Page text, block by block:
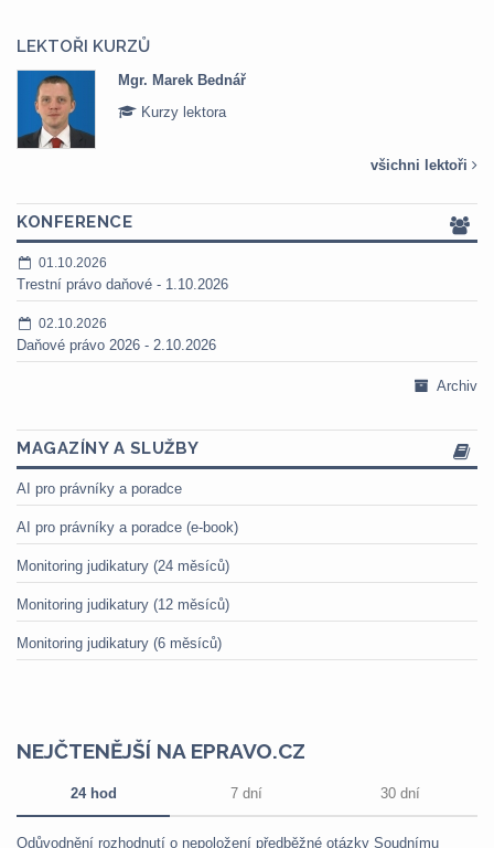
LEKTOŘI KURZŮ
Mgr. Marek Bednář
Kurzy lektora
všichni lektoři
KONFERENCE
01.10.2026
Trestní právo daňové - 1.10.2026
02.10.2026
Daňové právo 2026 - 2.10.2026
Archiv
MAGAZÍNY A SLUŽBY
AI pro právníky a poradce
AI pro právníky a poradce (e-book)
Monitoring judikatury (24 měsíců)
Monitoring judikatury (12 měsíců)
Monitoring judikatury (6 měsíců)
NEJČTENĚJŠÍ NA EPRAVO.CZ
24 hod 7 dní 30 dní
Odůvodnění rozhodnutí o nepoložení předběžné otázky Soudnímu